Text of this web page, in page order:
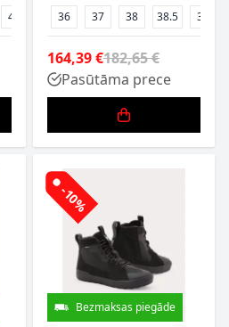
45 36 37 38 38.5 39
164,39 €182,65 €
Pasūtāma prece
-10%
Bezmaksas piegāde